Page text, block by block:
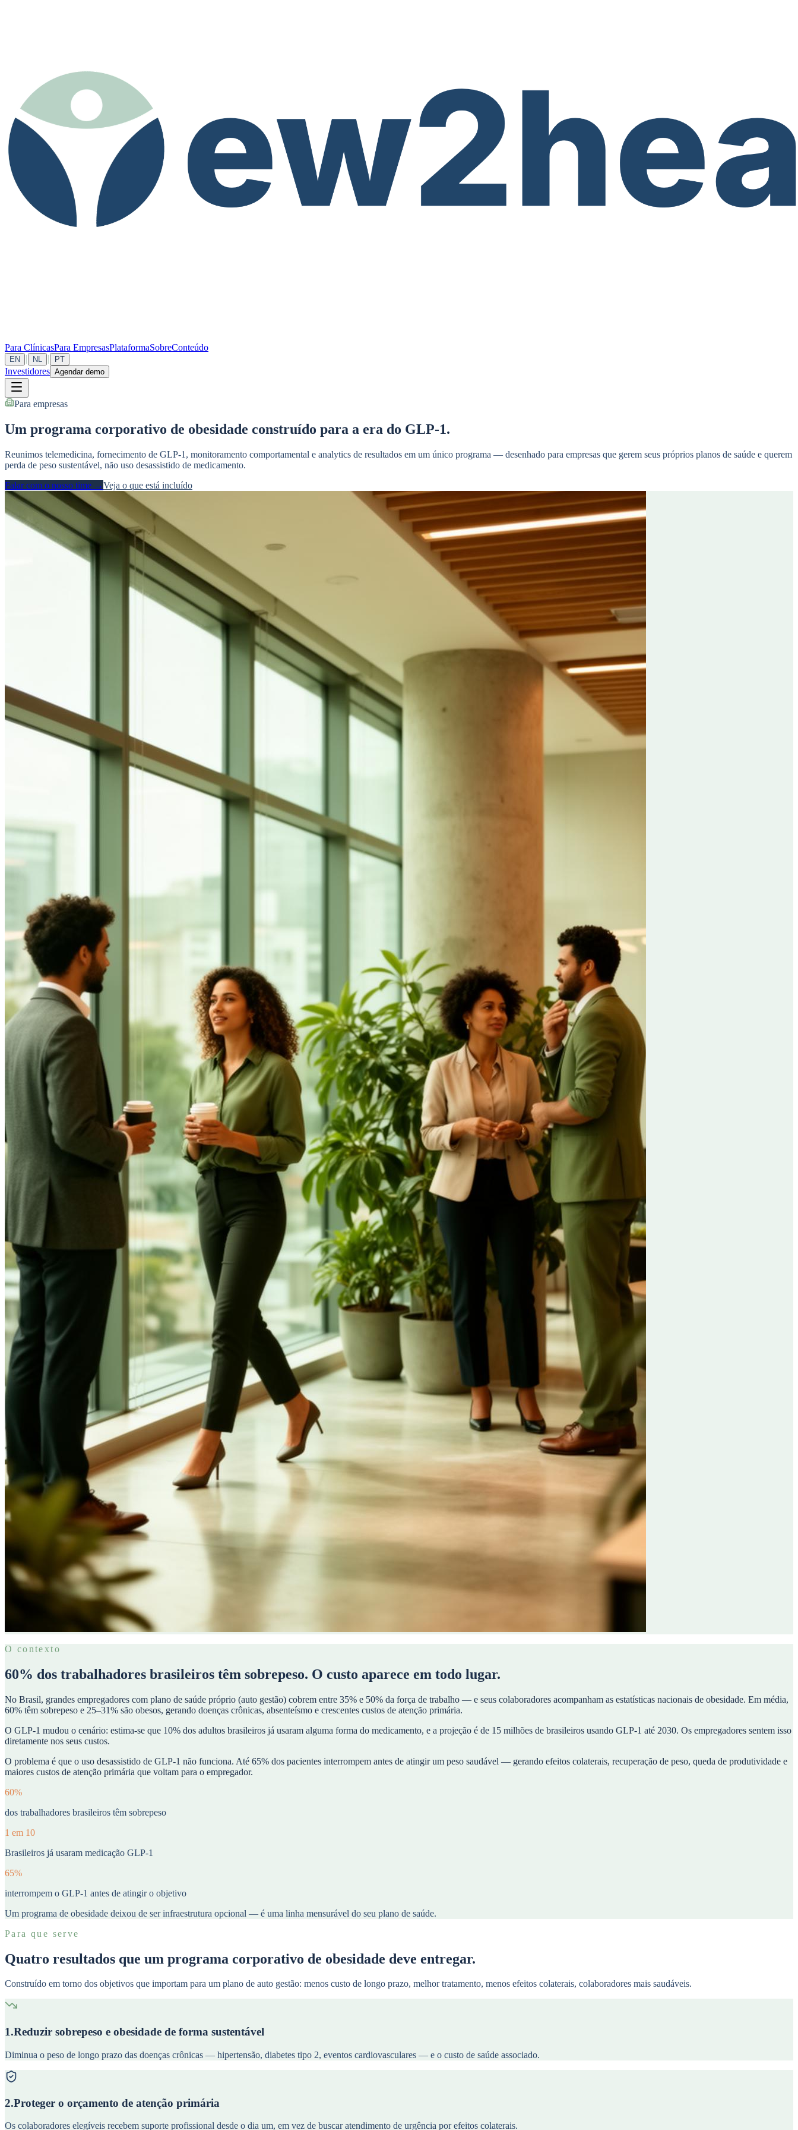
Para ClínicasPara EmpresasPlataformaSobreConteúdo
EN NL PT
Investidores Agendar demo
Para empresas
Um programa corporativo de obesidade construído para a era do GLP-1.
Reunimos telemedicina, fornecimento de GLP-1, monitoramento comportamental e analytics de resultados em um único programa — desenhado para empresas que gerem seus próprios planos de saúde e querem
perda de peso sustentável, não uso desassistido de medicamento.
Falar com o nosso time →Veja o que está incluído
O contexto
60% dos trabalhadores brasileiros têm sobrepeso. O custo aparece em todo lugar.
No Brasil, grandes empregadores com plano de saúde próprio (auto gestão) cobrem entre 35% e 50% da força de trabalho — e seus colaboradores acompanham as estatísticas nacionais de obesidade. Em média,
60% têm sobrepeso e 25–31% são obesos, gerando doenças crônicas, absenteísmo e crescentes custos de atenção primária.
O GLP-1 mudou o cenário: estima-se que 10% dos adultos brasileiros já usaram alguma forma do medicamento, e a projeção é de 15 milhões de brasileiros usando GLP-1 até 2030. Os empregadores sentem isso
diretamente nos seus custos.
O problema é que o uso desassistido de GLP-1 não funciona. Até 65% dos pacientes interrompem antes de atingir um peso saudável — gerando efeitos colaterais, recuperação de peso, queda de produtividade e
maiores custos de atenção primária que voltam para o empregador.
60%
dos trabalhadores brasileiros têm sobrepeso
1 em 10
Brasileiros já usaram medicação GLP-1
65%
interrompem o GLP-1 antes de atingir o objetivo
Um programa de obesidade deixou de ser infraestrutura opcional — é uma linha mensurável do seu plano de saúde.
Para que serve
Quatro resultados que um programa corporativo de obesidade deve entregar.
Construído em torno dos objetivos que importam para um plano de auto gestão: menos custo de longo prazo, melhor tratamento, menos efeitos colaterais, colaboradores mais saudáveis.
1.Reduzir sobrepeso e obesidade de forma sustentável
Diminua o peso de longo prazo das doenças crônicas — hipertensão, diabetes tipo 2, eventos cardiovasculares — e o custo de saúde associado.
2.Proteger o orçamento de atenção primária
Os colaboradores elegíveis recebem suporte profissional desde o dia um, em vez de buscar atendimento de urgência por efeitos colaterais.